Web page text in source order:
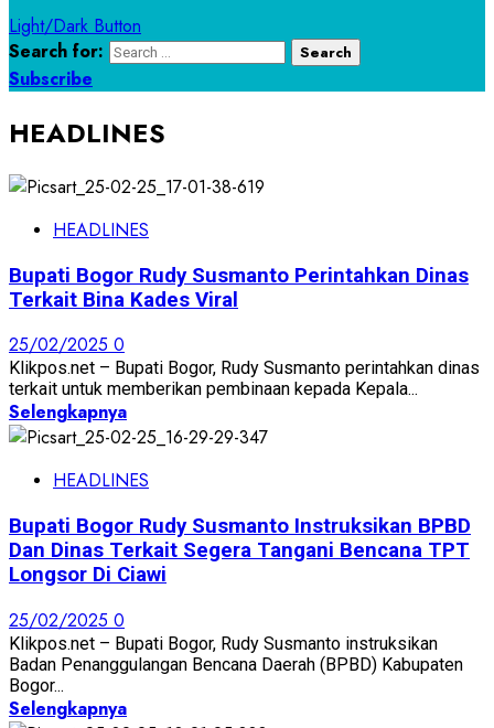
Light/Dark Button
Search for:
Subscribe
HEADLINES
HEADLINES
Bupati Bogor Rudy Susmanto Perintahkan Dinas
Terkait Bina Kades Viral
25/02/2025 0
Klikpos.net – Bupati Bogor, Rudy Susmanto perintahkan dinas
terkait untuk memberikan pembinaan kepada Kepala...
Selengkapnya
HEADLINES
Bupati Bogor Rudy Susmanto Instruksikan BPBD
Dan Dinas Terkait Segera Tangani Bencana TPT
Longsor Di Ciawi
25/02/2025 0
Klikpos.net – Bupati Bogor, Rudy Susmanto instruksikan
Badan Penanggulangan Bencana Daerah (BPBD) Kabupaten
Bogor...
Selengkapnya